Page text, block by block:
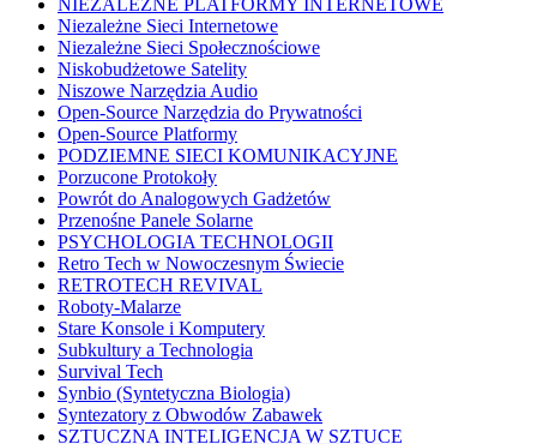
NIEZALEŻNE PLATFORMY INTERNETOWE
Niezależne Sieci Internetowe
Niezależne Sieci Społecznościowe
Niskobudżetowe Satelity
Niszowe Narzędzia Audio
Open-Source Narzędzia do Prywatności
Open-Source Platformy
PODZIEMNE SIECI KOMUNIKACYJNE
Porzucone Protokoły
Powrót do Analogowych Gadżetów
Przenośne Panele Solarne
PSYCHOLOGIA TECHNOLOGII
Retro Tech w Nowoczesnym Świecie
RETROTECH REVIVAL
Roboty-Malarze
Stare Konsole i Komputery
Subkultury a Technologia
Survival Tech
Synbio (Syntetyczna Biologia)
Syntezatory z Obwodów Zabawek
SZTUCZNA INTELIGENCJA W SZTUCE